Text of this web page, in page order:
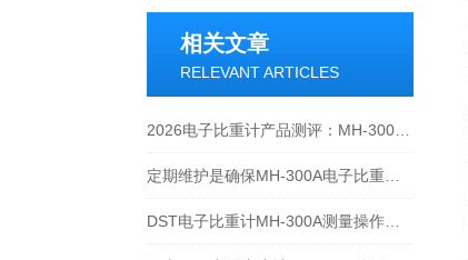
相关文章
RELEVANT ARTICLES